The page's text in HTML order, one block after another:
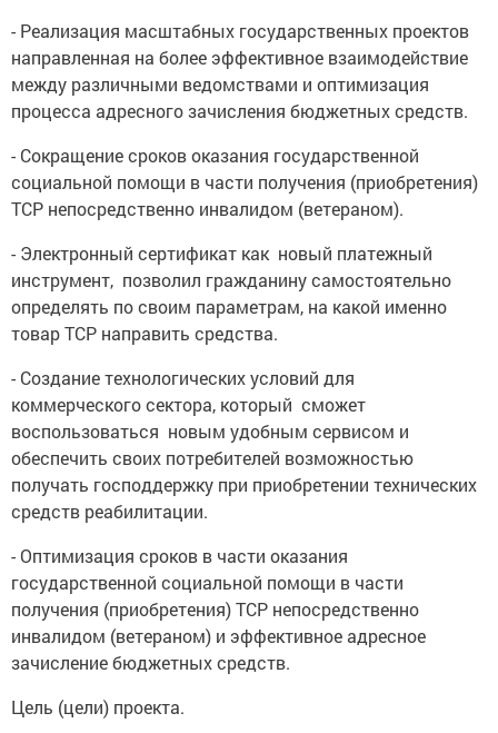
- Реализация масштабных государственных проектов
направленная на более эффективное взаимодействие
между различными ведомствами и оптимизация
процесса адресного зачисления бюджетных средств.
- Сокращение сроков оказания государственной
социальной помощи в части получения (приобретения)
ТСР непосредственно инвалидом (ветераном).
- Электронный сертификат как новый платежный
инструмент, позволил гражданину самостоятельно
определять по своим параметрам, на какой именно
товар ТСР направить средства.
- Создание технологических условий для
коммерческого сектора, который сможет
воспользоваться новым удобным сервисом и
обеспечить своих потребителей возможностью
получать господдержку при приобретении технических
средств реабилитации.
- Оптимизация сроков в части оказания
государственной социальной помощи в части
получения (приобретения) ТСР непосредственно
инвалидом (ветераном) и эффективное адресное
зачисление бюджетных средств.
Цель (цели) проекта.